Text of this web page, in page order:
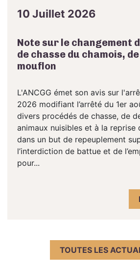
10 Juillet 2026
Note sur le changement
de chasse du chamois,
mouflon
L'ANCGG émet son avis sur
2026 modifiant l’arrêté du 1er
divers procédés de chasse, de
animaux nuisibles et à la reprise
dans un but de repeuplement
l’interdiction de battue et de
pour...
TOUTES LES